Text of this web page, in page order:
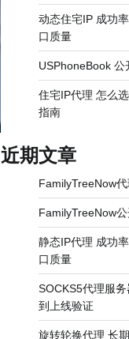
动态住宅IP 成功
口质量
USPhoneBook
住宅IP代理 怎么
指南
近期文章
FamilyTreeNow
FamilyTreeNow
静态IP代理 成功
口质量
SOCKS5代理服
到上线验证
旋转轮换代理 长